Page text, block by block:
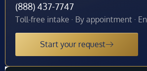
(888) 437-7747
Toll-free intake · By appointment ·
Start your request